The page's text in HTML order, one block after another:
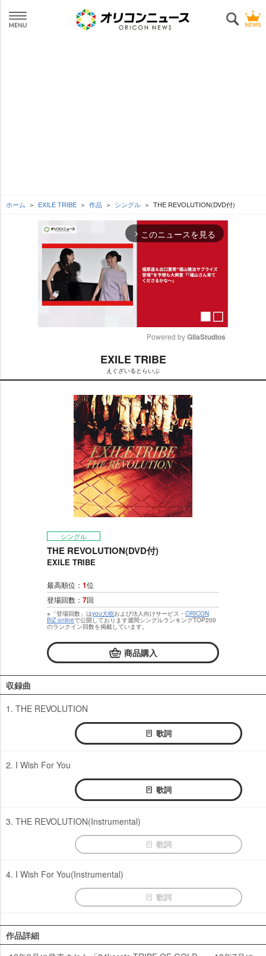
ホーム EXILE TRIBE 作品 シングル THE REVOLUTION(DVD付)
arrow_forward_ios このニュースを見る
t
e
Powered by GliaStudios
EXILE TRIBE
えぐざいるとらいぶ
シングル
THE REVOLUTION(DVD付)
EXILE TRIBE
最高順位： 1位
登場回数： 7回
※「登場回数」はyou大樹および法人向けサービス・ ORICON
BiZ onlineで公開しております週間シングルランキングTOP200
のランクイン回数を掲載しています。
商品購入
収録曲
1. THE REVOLUTION
歌詞
2. I Wish For You
歌詞
3. THE REVOLUTION(Instrumental)
歌詞
4. I Wish For You(Instrumental)
歌詞
作品詳細